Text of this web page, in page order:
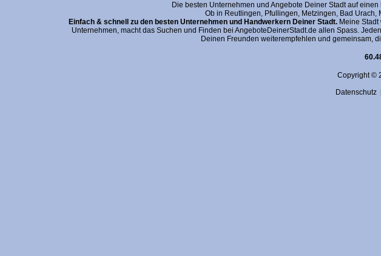
Die besten Unternehmen und Angebote Deiner Stadt auf
Ob in Reutlingen, Pfullingen, Metzingen, Bad
Einfach & schnell zu den besten Unternehmen und Handwerkern Deiner Stadt.Meine Stadt
Unternehmen, macht das Suchen und Finden bei AngeboteDeinerStadt.de allen Spass.
Deinen Freunden weiterempfehlen und gemeinsam,
Copyright ©
Datenschutz|